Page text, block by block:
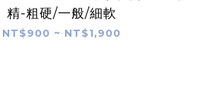
精-粗硬/一般/細軟
NT$900 ~ NT$1,900